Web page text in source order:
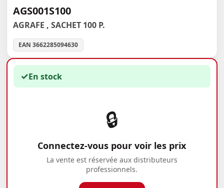
AGS001S100
AGRAFE , SACHET 100 P.
EAN 3662285094630
✓En stock
🔒
Connectez-vous pour voir les prix
La vente est réservée aux distributeurs
professionnels.